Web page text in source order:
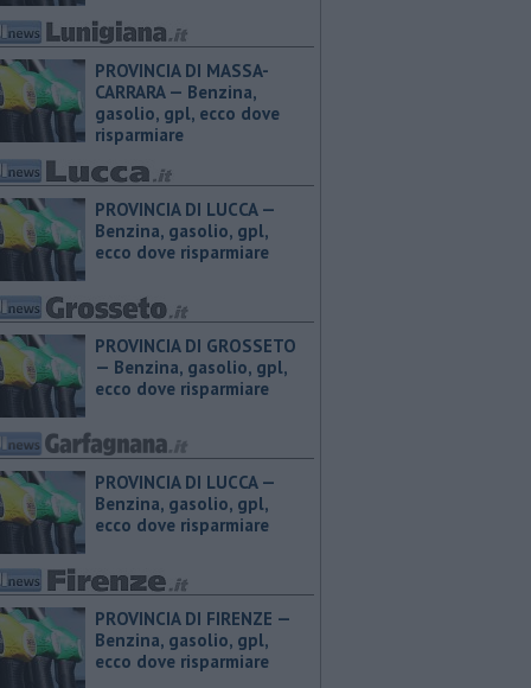
PROVINCIA DI MASSA-
CARRARA — ​Benzina,
gasolio, gpl, ecco dove
risparmiare
PROVINCIA DI LUCCA — ​
Benzina, gasolio, gpl,
ecco dove risparmiare
PROVINCIA DI GROSSETO
— ​Benzina, gasolio, gpl,
ecco dove risparmiare
PROVINCIA DI LUCCA — ​
Benzina, gasolio, gpl,
ecco dove risparmiare
PROVINCIA DI FIRENZE — ​
Benzina, gasolio, gpl,
ecco dove risparmiare